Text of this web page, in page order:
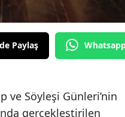
Hatay
Paylaş
ve Söyleşi Günleri’nin
gerçekleştirilen